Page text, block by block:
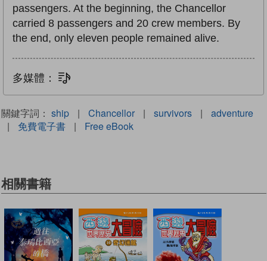
passengers. At the beginning, the Chancellor
carried 8 passengers and 20 crew members. By
the end, only eleven people remained alive.
多媒體：
關鍵字詞： ship | Chancellor | survivors |
adventure
|
免費電子書 | Free eBook
相關書籍